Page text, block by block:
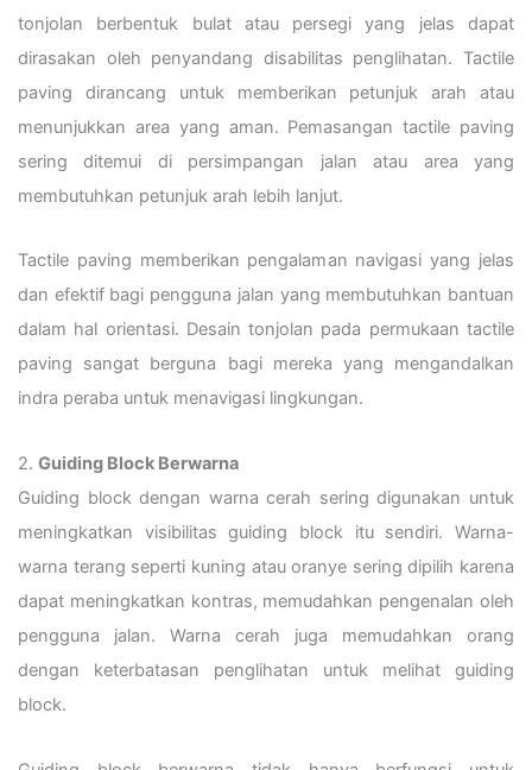
tonjolan berbentuk bulat atau persegi yang jelas dapat
dirasakan oleh penyandang disabilitas penglihatan. Tactile
paving dirancang untuk memberikan petunjuk arah atau
menunjukkan area yang aman. Pemasangan tactile paving
sering ditemui di persimpangan jalan atau area yang
membutuhkan petunjuk arah lebih lanjut.
Tactile paving memberikan pengalaman navigasi yang jelas
dan efektif bagi pengguna jalan yang membutuhkan bantuan
dalam hal orientasi. Desain tonjolan pada permukaan tactile
paving sangat berguna bagi mereka yang mengandalkan
indra peraba untuk menavigasi lingkungan.
2. Guiding Block Berwarna
Guiding block dengan warna cerah sering digunakan untuk
meningkatkan visibilitas guiding block itu sendiri. Warna-
warna terang seperti kuning atau oranye sering dipilih karena
dapat meningkatkan kontras, memudahkan pengenalan oleh
pengguna jalan. Warna cerah juga memudahkan orang
dengan keterbatasan penglihatan untuk melihat guiding
block.